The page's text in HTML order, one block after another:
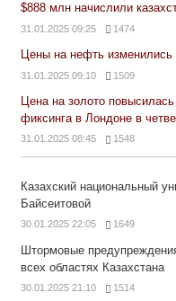
$888 млн начислили
31.01.2025 09:25 1474
Цены на нефть изменились
31.01.2025 09:10 1509
Цена на золото
фиксинга в Лондоне в
31.01.2025 08:45 1548
Казахский национальный
Байсеитовой
30.01.2025 22:05 1649
Штормовые
всех областях Казахстана
30.01.2025 21:10 1514